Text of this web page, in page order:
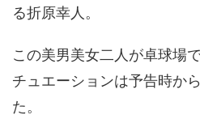
る折原幸人。
この美男美女二人が卓球場
チュエーションは予告時か
た。